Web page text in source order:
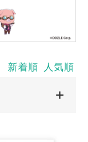
新着順 人気順